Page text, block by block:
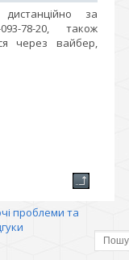
за
78-20, також
через вайбер,
проблеми та